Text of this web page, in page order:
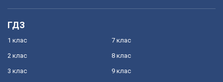
ГДЗ
1 клас
2 клас
3 клас
7 клас
8 клас
9 клас